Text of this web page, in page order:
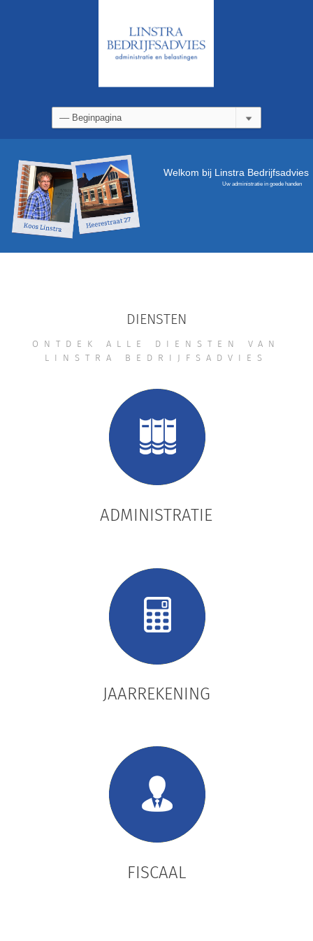
Welkom bij Linstra Bedrijfsadvies
Uw administratie in goede handen
DIENSTEN
ONTDEK ALLE DIENSTEN VAN
LINSTRA BEDRIJFSADVIES
ADMINISTRATIE
JAARREKENING
FISCAAL